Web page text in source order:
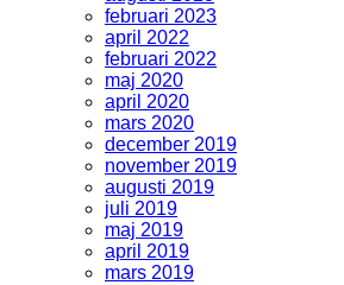
februari 2023
april 2022
februari 2022
maj 2020
april 2020
mars 2020
december 2019
november 2019
augusti 2019
juli 2019
maj 2019
april 2019
mars 2019